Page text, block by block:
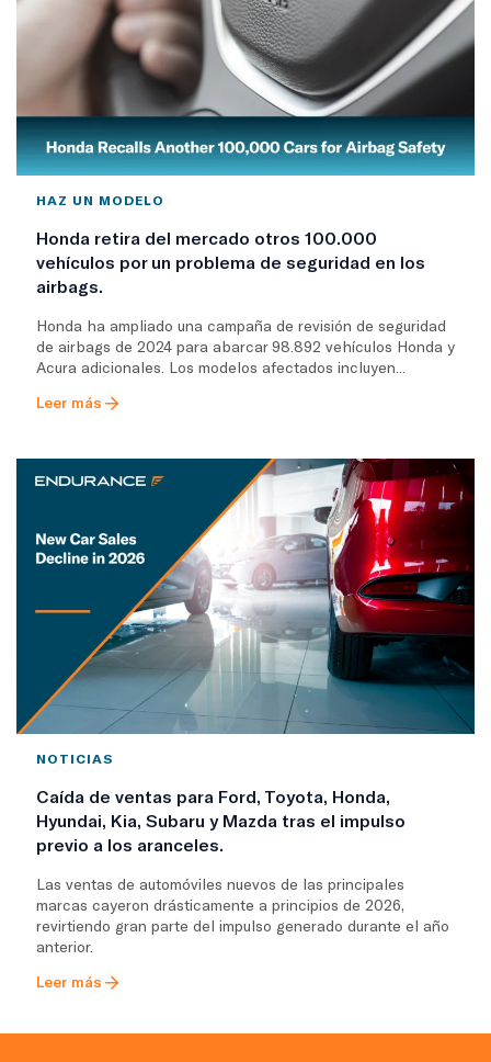
HAZ UN MODELO
Honda retira del mercado otros 100.000
vehículos por un problema de seguridad en los
airbags.
Honda ha ampliado una campaña de revisión de seguridad
de airbags de 2024 para abarcar 98.892 vehículos Honda y
Acura adicionales. Los modelos afectados incluyen...
Leer más
NOTICIAS
Caída de ventas para Ford, Toyota, Honda,
Hyundai, Kia, Subaru y Mazda tras el impulso
previo a los aranceles.
Las ventas de automóviles nuevos de las principales
marcas cayeron drásticamente a principios de 2026,
revirtiendo gran parte del impulso generado durante el año
anterior.
Leer más